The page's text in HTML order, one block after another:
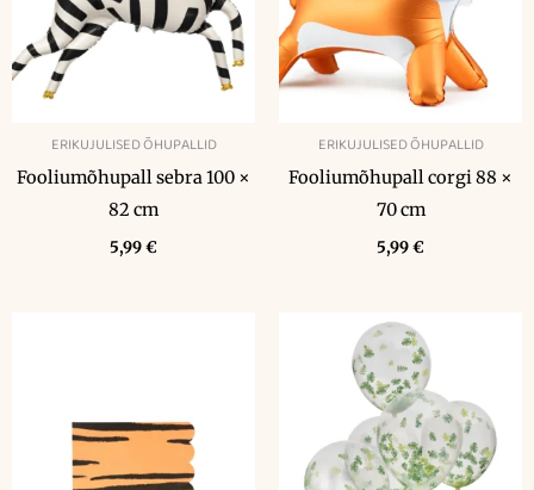
ERIKUJULISED ÕHUPALLID
Fooliumõhupall sebra 100 ×
82 cm
5,99€
ERIKUJULISED ÕHUPALLID
Fooliumõhupall corgi 88 ×
70 cm
5,99€